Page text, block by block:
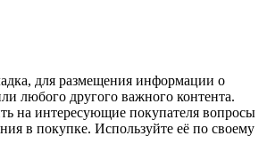
для размещения информации о
любого другого важного контента.
на интересующие покупателя вопросы
в покупке. Используйте её по своему